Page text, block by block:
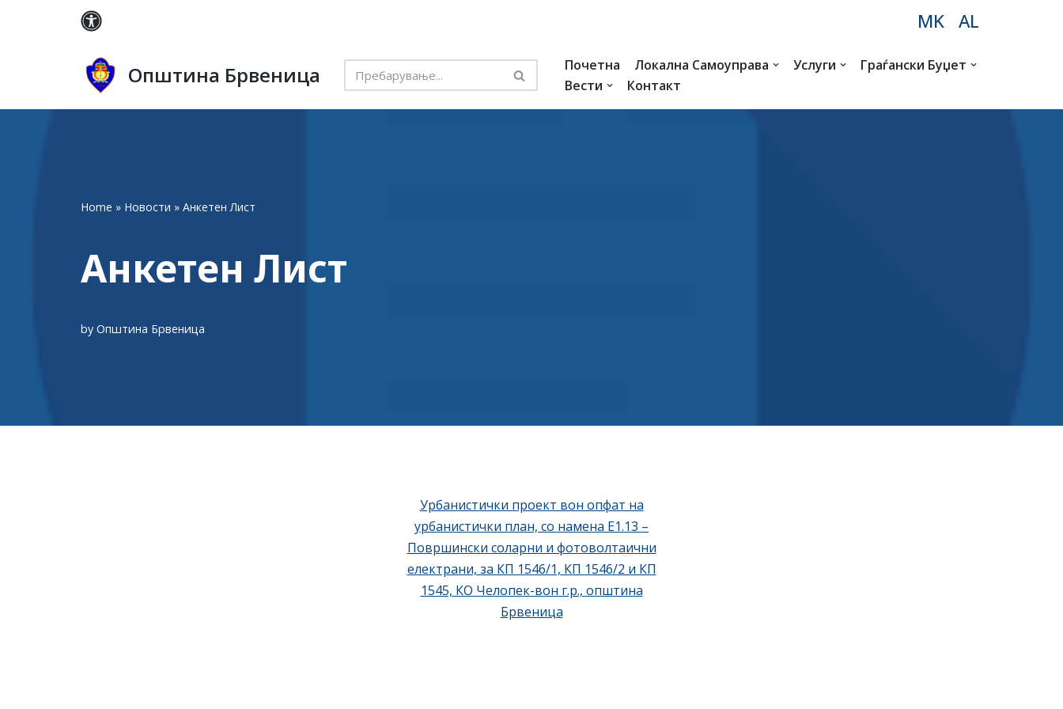
MK AL
Општина Брвеница Почетна Локална Самоуправа Услуги
Граѓански Буџет
Вести
Контакт
Home » Новости » Анкетен Лист
Анкетен Лист
by Општина Брвеница
Урбанистички проект вон опфат на
урбанистички план, со намена Е1.13 –
Површински соларни и фотоволтаични
електрани, за КП 1546/1, КП 1546/2 и КП
1545, КО Челопек-вон г.р., општина
Брвеница